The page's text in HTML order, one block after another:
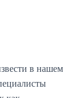
в нашем